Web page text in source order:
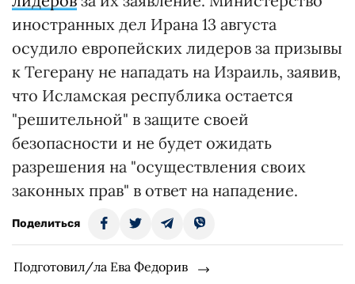
иностранных дел Ирана 13 августа
осудило европейских лидеров за призывы
к Тегерану не нападать на Израиль, заявив,
что Исламская республика остается
"решительной" в защите своей
безопасности и не будет ожидать
разрешения на "осуществления своих
законных прав" в ответ на нападение.
Поделиться
Подготовил/ла Ева Федорив